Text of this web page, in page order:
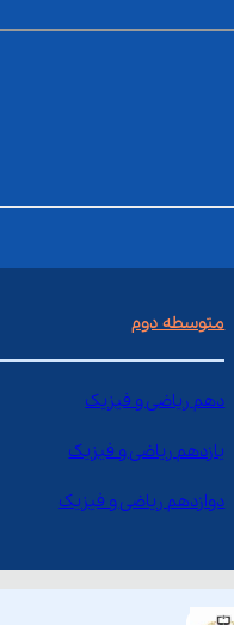
متوسطه دوم
دهم ریاضی و فیزیک
یازدهم ریاضی و فیزیک
دوازدهم ریاضی و فیزیک